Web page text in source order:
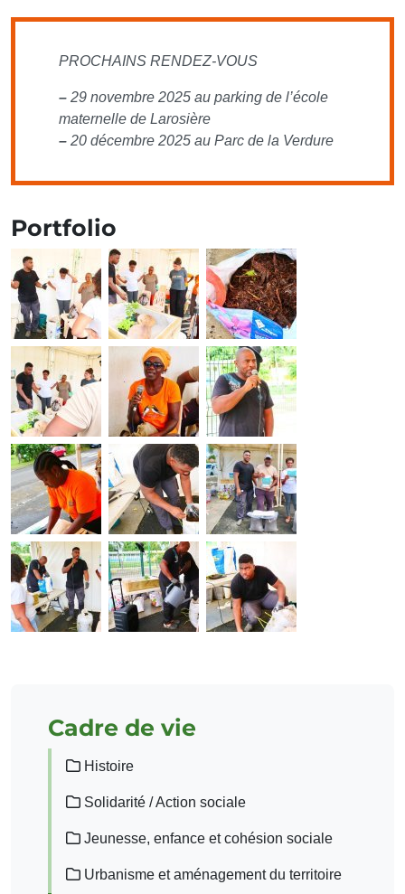
PROCHAINS RENDEZ-VOUS
– 29 novembre 2025 au parking de l’école
maternelle de Larosière
– 20 décembre 2025 au Parc de la Verdure
Portfolio
Cadre de vie
Histoire
Solidarité / Action sociale
Jeunesse, enfance et cohésion sociale
Urbanisme et aménagement du territoire